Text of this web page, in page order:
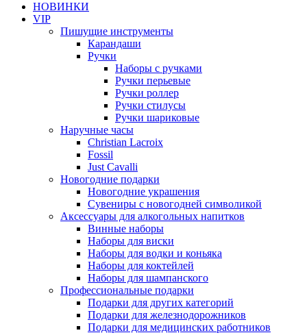
НОВИНКИ
VIP
Пишущие инструменты
Карандаши
Ручки
Наборы с ручками
Ручки перьевые
Ручки роллер
Ручки стилусы
Ручки шариковые
Наручные часы
Christian Lacroix
Fossil
Just Cavalli
Новогодние подарки
Новогодние украшения
Сувениры с новогодней символикой
Аксессуары для алкогольных напитков
Винные наборы
Наборы для виски
Наборы для водки и коньяка
Наборы для коктейлей
Наборы для шампанского
Профессиональные подарки
Подарки для других категорий
Подарки для железнодорожников
Подарки для медицинских работников